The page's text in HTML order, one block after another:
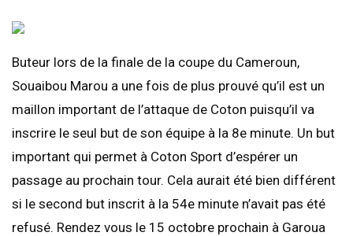
Buteur lors de la finale de la coupe du Cameroun,
Souaibou Marou a une fois de plus prouvé qu’il est un
maillon important de l’attaque de Coton puisqu’il va
inscrire le seul but de son équipe à la 8e minute. Un but
important qui permet à Coton Sport d’espérer un
passage au prochain tour. Cela aurait été bien différent
si le second but inscrit à la 54e minute n’avait pas été
refusé. Rendez vous le 15 octobre prochain à Garoua